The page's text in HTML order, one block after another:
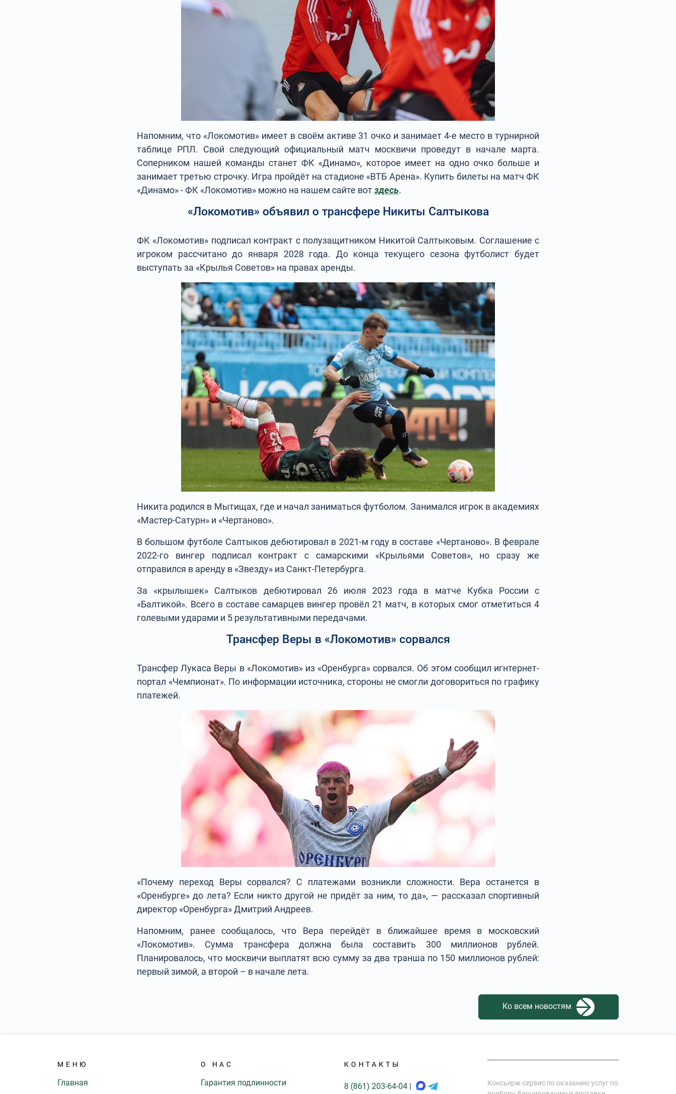
Напомним, что «Локомотив» имеет в своём активе 31 очко и занимает 4-е место в турнирной
таблице РПЛ. Свой следующий официальный матч москвичи проведут в начале марта.
Соперником нашей команды станет ФК «Динамо», которое имеет на одно очко больше и
занимает третью строчку. Игра пройдёт на стадионе «ВТБ Арена». Купить билеты на матч ФК
«Динамо» - ФК «Локомотив» можно на нашем сайте вотздесь.
«Локомотив» объявил о трансфере Никиты Салтыкова
ФК «Локомотив» подписал контракт с полузащитником Никитой Салтыковым. Соглашение с
игроком рассчитано до января 2028 года. До конца текущего сезона футболист будет
выступать за «Крылья Советов» на правах аренды.
Никита родился в Мытищах, где и начал заниматься футболом. Занимался игрок в академиях
«Мастер-Сатурн» и «Чертаново».
В большом футболе Салтыков дебютировал в 2021-м году в составе «Чертаново». В феврале
2022-го вингер подписал контракт с самарскими «Крыльями Советов», но сразу же
отправился в аренду в «Звезду» из Санкт-Петербурга.
За «крылышек» Салтыков дебютировал 26 июля 2023 года в матче Кубка России с
«Балтикой». Всего в составе самарцев вингер провёл 21 матч, в которых смог отметиться 4
голевыми ударами и 5 результативными передачами.
Трансфер Веры в «Локомотив» сорвался
Трансфер Лукаса Веры в «Локомотив» из «Оренбурга» сорвался. Об этом сообщил игнтернет-
портал «Чемпионат». По информации источника, стороны не смогли договориться по графику
платежей.
«Почему переход Веры сорвался? С платежами возникли сложности. Вера останется в
«Оренбурге» до лета? Если никто другой не придёт за ним, то да», — рассказал спортивный
директор «Оренбурга» Дмитрий Андреев.
Напомним, ранее сообщалось, что Вера перейдёт в ближайшее время в московский
«Локомотив». Сумма трансфера должна была составить 300 миллионов рублей.
Планировалось, что москвичи выплатят всю сумму за два транша по 150 миллионов рублей:
первый зимой, а второй – в начале лета.
Ко всем новостям
МЕНЮ
Главная
О НАС
Гарантия подлинности
КОНТАКТЫ
8 (861) 203-64-04 |
Консьерж-сервис по оказанию услуг по